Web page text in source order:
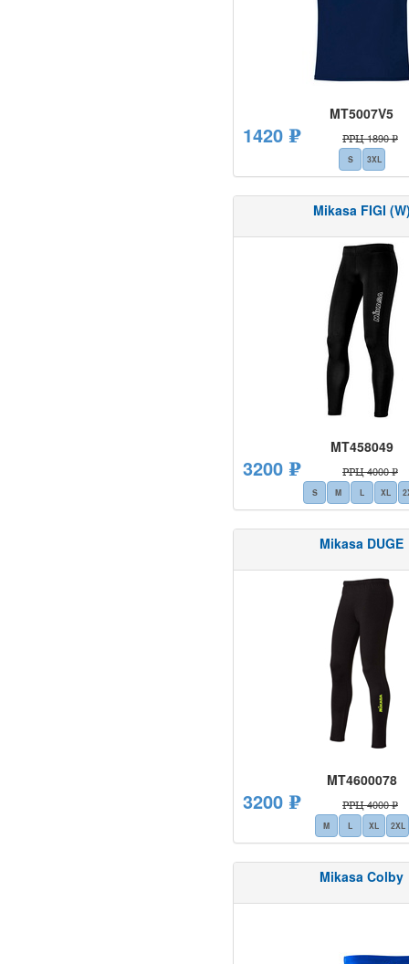
MT5007V5
1420 ₽ РРЦ 1890 ₽
S 3XL
Mikasa FIGI
MT458049
3200 ₽ РРЦ 4000 ₽
S M L XL
Mikasa DUGE
MT4600078
3200 ₽ РРЦ 4000 ₽
M L XL 2XL
Mikasa Colby